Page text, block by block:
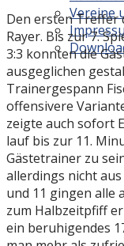
Vereine
Den ersten Treffer
Rayer. Bis zur 7.
3:3 konnten die
ausgeglichen
Trainergespann
offensivere
zeigte auch sofort
lauf bis zur 11.
Gästetrainer zu
allerdings nicht
und 11 gingen alle
zum Halbzeitpfiff
ein beruhigendes